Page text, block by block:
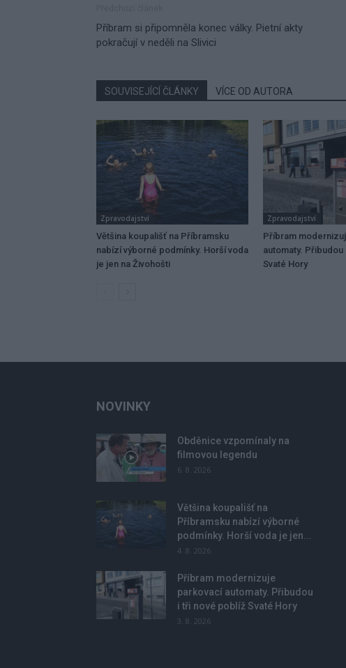
Příbram si připomněla konec války. Pietní akty
pokračují v neděli na Slivici
SOUVISEJÍCÍ ČLÁNKY VÍCE OD AUTORA
Zpravodajství
Většina koupališť na Příbramsku
nabízí výborné podmínky. Horší voda
je jen na Živohošti
Zpravodajství
Příbram
automaty.
Svaté Hory
NOVINKY
Obděnice vzpomínaly na
filmovou legendu
6. 8. 2026
Většina koupališť na
Příbramsku nabízí výborné
podmínky. Horší voda je jen...
4. 8. 2026
Příbram modernizuje
parkovací automaty. Přibudou
i tři nové poblíž Svaté Hory
3. 8. 2026